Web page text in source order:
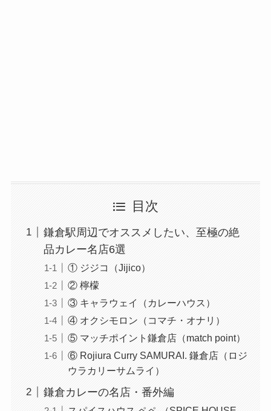
目次
鎌倉駅周辺でオススメしたい、至極の絶
品カレー名店6選
① ジジコ（Jijico）
② 檸檬
③ キャラウェイ（カレーハウス）
④ オクシモロン（コマチ・オナリ）
⑤ マッチポイント鎌倉店（match point）
⑥ Rojiura Curry SAMURAI. 鎌倉店（ロジ
ウラカリーサムライ）
鎌倉カレーの名店・番外編